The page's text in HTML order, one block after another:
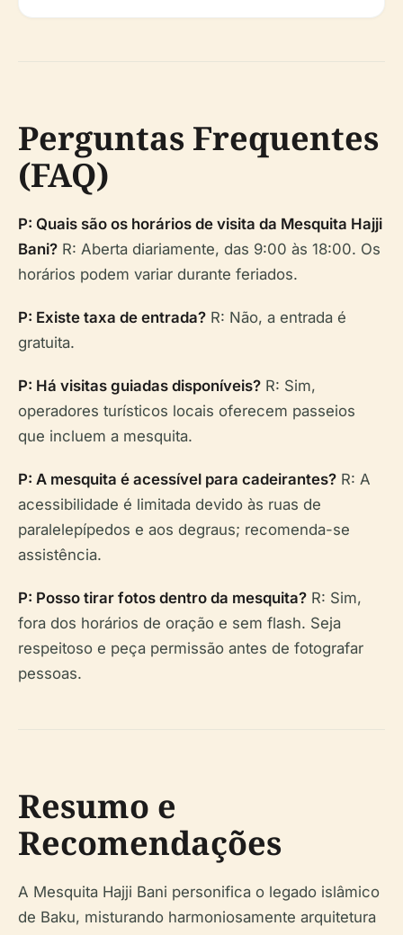
Perguntas Frequentes
(FAQ)
P: Quais são os horários de visita da Mesquita Hajji
Bani? R: Aberta diariamente, das 9:00 às 18:00. Os
horários podem variar durante feriados.
P: Existe taxa de entrada? R: Não, a entrada é
gratuita.
P: Há visitas guiadas disponíveis? R: Sim,
operadores turísticos locais oferecem passeios
que incluem a mesquita.
P: A mesquita é acessível para cadeirantes? R: A
acessibilidade é limitada devido às ruas de
paralelepípedos e aos degraus; recomenda-se
assistência.
P: Posso tirar fotos dentro da mesquita? R: Sim,
fora dos horários de oração e sem flash. Seja
respeitoso e peça permissão antes de fotografar
pessoas.
Resumo e
Recomendações
A Mesquita Hajji Bani personifica o legado islâmico
de Baku, misturando harmoniosamente arquitetura